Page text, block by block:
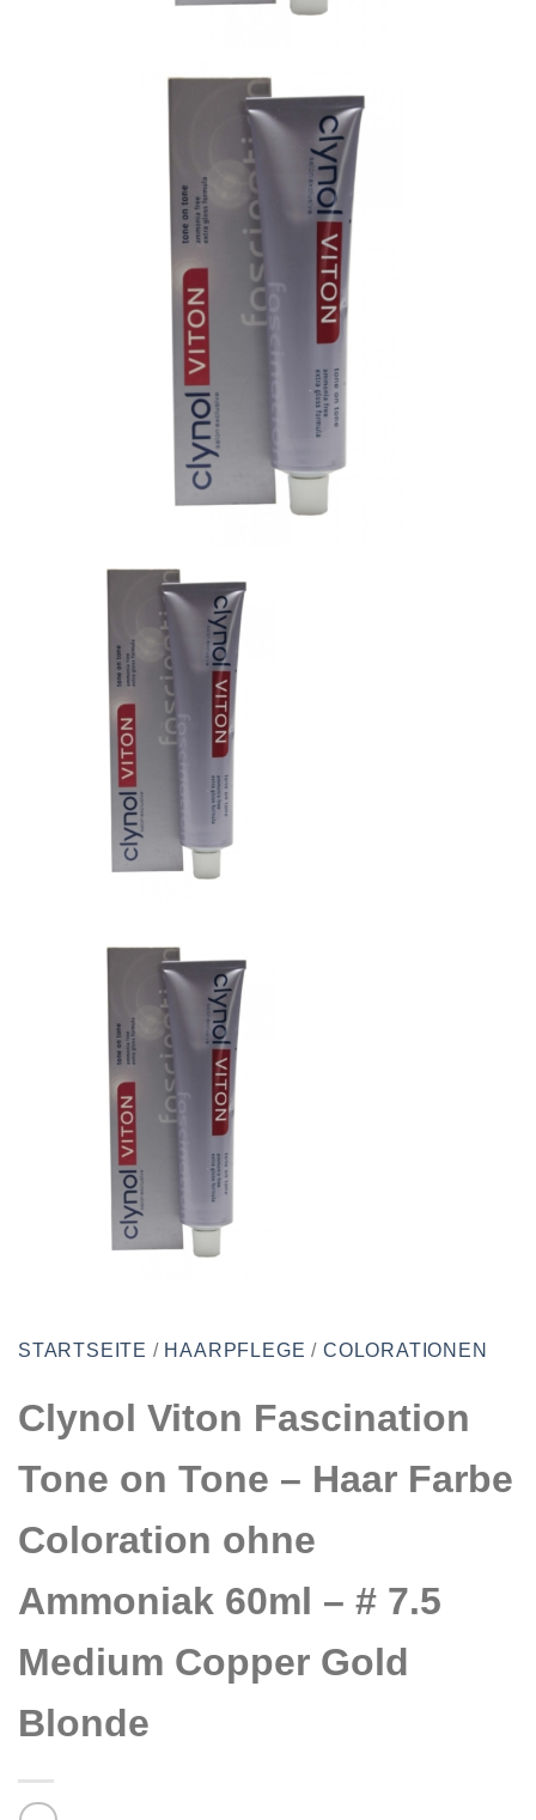
STARTSEITE / HAARPFLEGE / COLORATIONEN
Clynol Viton Fascination
Tone on Tone – Haar Farbe
Coloration ohne
Ammoniak 60ml – # 7.5
Medium Copper Gold
Blonde